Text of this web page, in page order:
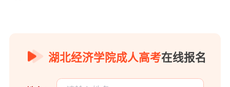
湖北经济学院成人高考在线报名